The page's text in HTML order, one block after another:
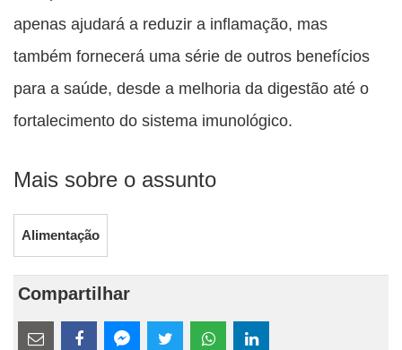
apenas ajudará a reduzir a inflamação, mas
também fornecerá uma série de outros benefícios
para a saúde, desde a melhoria da digestão até o
fortalecimento do sistema imunológico.
Mais sobre o assunto
Alimentação
Compartilhar
Estes